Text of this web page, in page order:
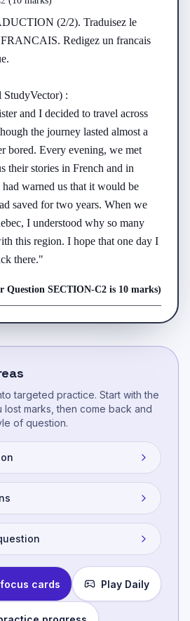
(2/2). Traduisez le
Redigez un francais
:
and I decided to travel across
the journey lasted almost a
bored. Every evening, we met
their stories in French and in
warned us that it would be
saved for two years. When we
I understood why so many
this region. I hope that one day I
there."
Question SECTION-C2is 10 marks)
targeted practice. Start with the
marks, then come back and
of question.
cards Play Daily